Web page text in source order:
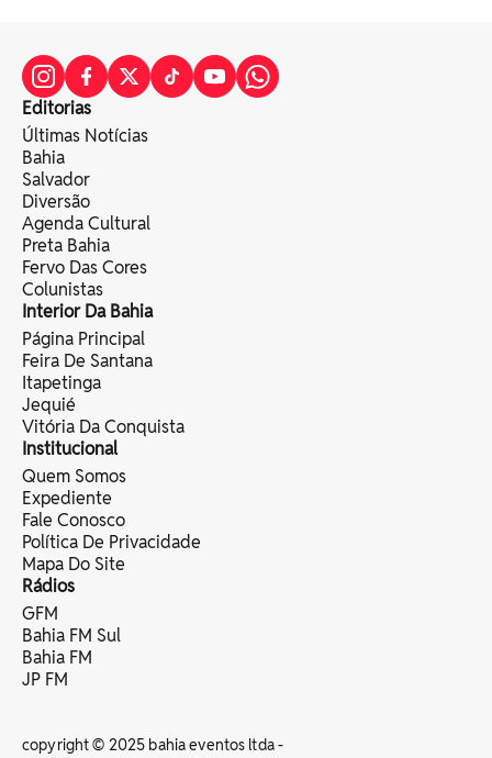
Editorias
Últimas Notícias
Bahia
Salvador
Diversão
Agenda Cultural
Preta Bahia
Fervo Das Cores
Colunistas
Interior Da Bahia
Página Principal
Feira De Santana
Itapetinga
Jequié
Vitória Da Conquista
Institucional
Quem Somos
Expediente
Fale Conosco
Política De Privacidade
Mapa Do Site
Rádios
GFM
Bahia FM Sul
Bahia FM
JP FM
copyright © 2025 bahia eventos ltda -